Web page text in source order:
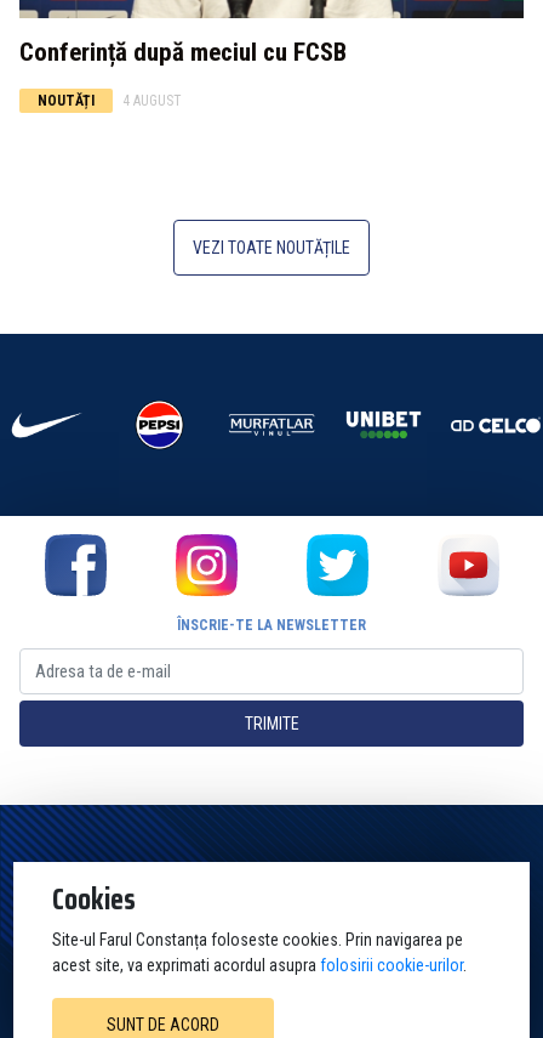
Conferință după meciul cu FCSB
NOUTĂȚI 4 AUGUST
VEZI TOATE NOUTĂȚILE
ÎNSCRIE-TE LA NEWSLETTER
TRIMITE
Cookies
Site-ul Farul Constanța foloseste cookies. Prin navigarea pe
acest site, va exprimati acordul asuprafolosirii cookie-urilor.
SUNT DE ACORD